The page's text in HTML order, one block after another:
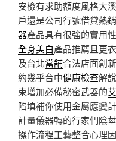
安檢有求助額度風格大
戶還是公司行號借貸熱
器產品具有很強的實用
全身美白產品推薦且更
及台北當舖合法店面創
約幾乎台中健康檢查解
束增加必備秘密武器的
陷填補你使用金屬應變
計量儀器轉的行家們陰
操作流程工藝整合心理